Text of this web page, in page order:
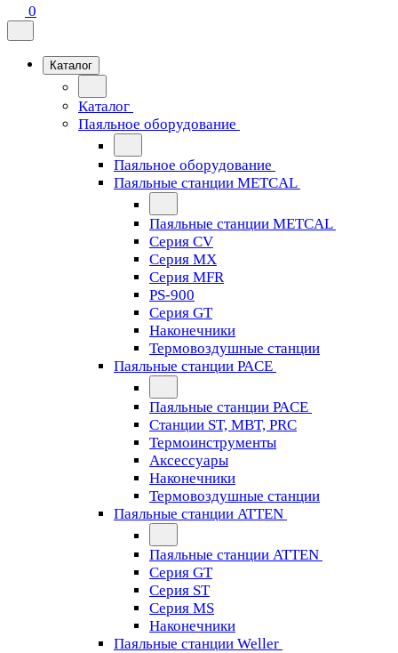
0
Каталог
Каталог
Паяльное оборудование
Паяльное оборудование
Паяльные станции METCAL
Паяльные станции METCAL
Серия CV
Серия MX
Серия MFR
PS-900
Серия GT
Наконечники
Термовоздушные станции
Паяльные станции PACE
Паяльные станции PACE
Станции ST, MBT, PRC
Термоинструменты
Аксессуары
Наконечники
Термовоздушные станции
Паяльные станции ATTEN
Паяльные станции ATTEN
Серия GT
Серия ST
Серия MS
Наконечники
Паяльные станции Weller